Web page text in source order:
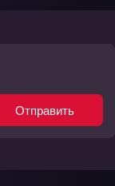
Отправить